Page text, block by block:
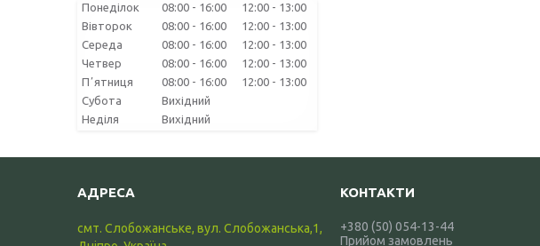
Понеділок 08:00 16:00 12:00
13:00
Вівторок
08:00 16:00 12:00
13:00
Середа
08:00 16:00 12:00
13:00
Четвер
08:00 16:00 12:00
13:00
Пʼятниця
08:00 16:00 12:00
13:00
Субота
Вихідний
Неділя
Вихідний
смт. Слобожанське, вул. Слобожанська,1,
+380 (50) 054-13-44
Прийом замовлень